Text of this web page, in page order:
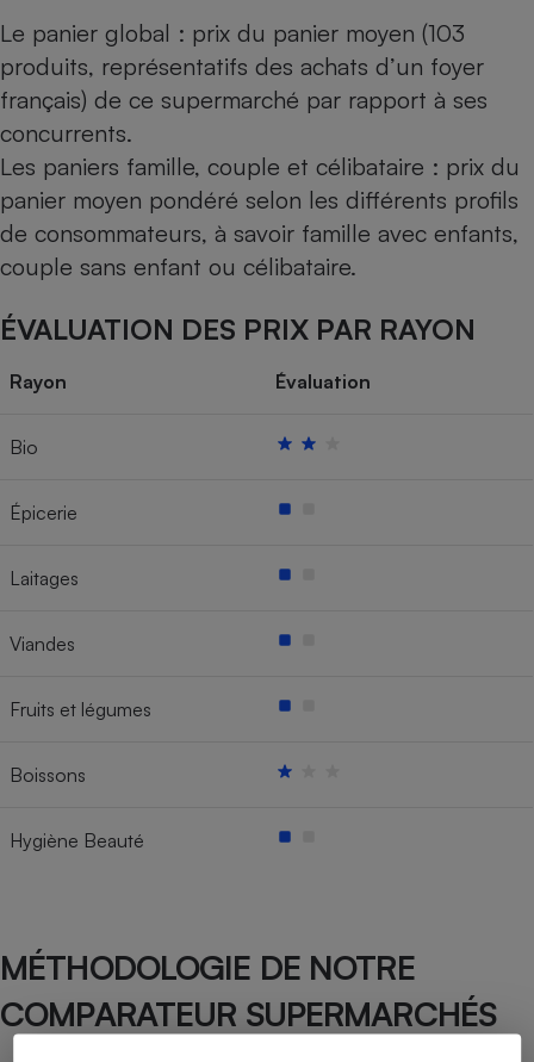
Le panier global : prix du panier moyen (103
produits, représentatifs des achats d’un foyer
français) de ce supermarché par rapport à ses
concurrents.
Les paniers famille, couple et célibataire : prix du
panier moyen pondéré selon les différents profils
de consommateurs, à savoir famille avec enfants,
couple sans enfant ou célibataire.
ÉVALUATION DES PRIX PAR RAYON
Rayon Évaluation
Bio
Épicerie
Laitages
Viandes
Fruits et légumes
Boissons
Hygiène Beauté
MÉTHODOLOGIE DE NOTRE
COMPARATEUR SUPERMARCHÉS